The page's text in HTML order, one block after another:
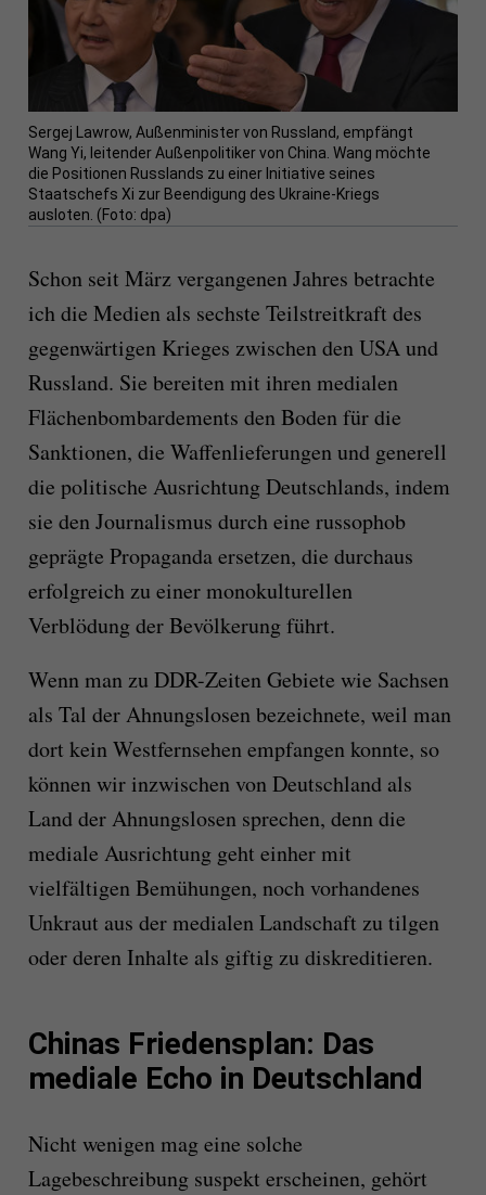
Sergej Lawrow, Außenminister von Russland, empfängt
Wang Yi, leitender Außenpolitiker von China. Wang möchte
die Positionen Russlands zu einer Initiative seines
Staatschefs Xi zur Beendigung des Ukraine-Kriegs
ausloten. (Foto: dpa)
Schon seit März vergangenen Jahres betrachte
ich die Medien als sechste Teilstreitkraft des
gegenwärtigen Krieges zwischen den USA und
Russland. Sie bereiten mit ihren medialen
Flächenbombardements den Boden für die
Sanktionen, die Waffenlieferungen und generell
die politische Ausrichtung Deutschlands, indem
sie den Journalismus durch eine russophob
geprägte Propaganda ersetzen, die durchaus
erfolgreich zu einer monokulturellen
Verblödung der Bevölkerung führt.
Wenn man zu DDR-Zeiten Gebiete wie Sachsen
als Tal der Ahnungslosen bezeichnete, weil man
dort kein Westfernsehen empfangen konnte, so
können wir inzwischen von Deutschland als
Land der Ahnungslosen sprechen, denn die
mediale Ausrichtung geht einher mit
vielfältigen Bemühungen, noch vorhandenes
Unkraut aus der medialen Landschaft zu tilgen
oder deren Inhalte als giftig zu diskreditieren.
Chinas Friedensplan: Das
mediale Echo in Deutschland
Nicht wenigen mag eine solche
Lagebeschreibung suspekt erscheinen, gehört